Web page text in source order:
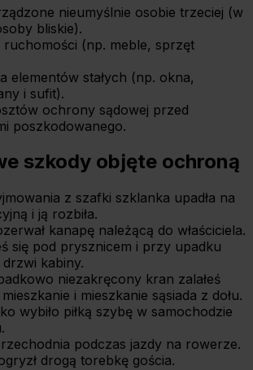
nieumyślnie osobie trzeciej (w
bliskie).
ruchomości (np. meble, sprzęt
elementów stałych (np. okna,
i sufit).
ochrony sądowej przed
poszkodowanego.
szkody objęte ochroną
z szafki szklanka upadła na
i ją rozbiła.
kanapę należącą do właściciela.
się pod prysznicem i przy upadku
drzwi kabiny.
niezakręcony kran zalałeś
i mieszkanie sąsiada z dołu.
wybiło piłką szybę w samochodzie
podczas jazdy na rowerze.
drogą torebkę gościa.